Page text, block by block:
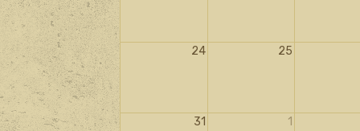
24 25
31 1